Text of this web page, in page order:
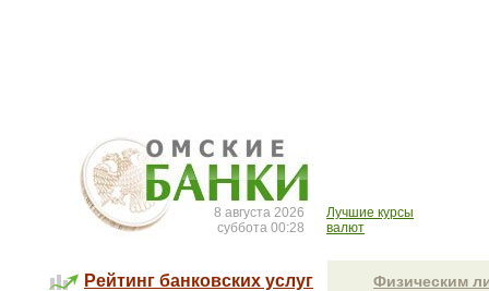
8 августа 2026
суббота 00:28
Лучшие курсы
валют
Рейтинг банковских услуг Физическим